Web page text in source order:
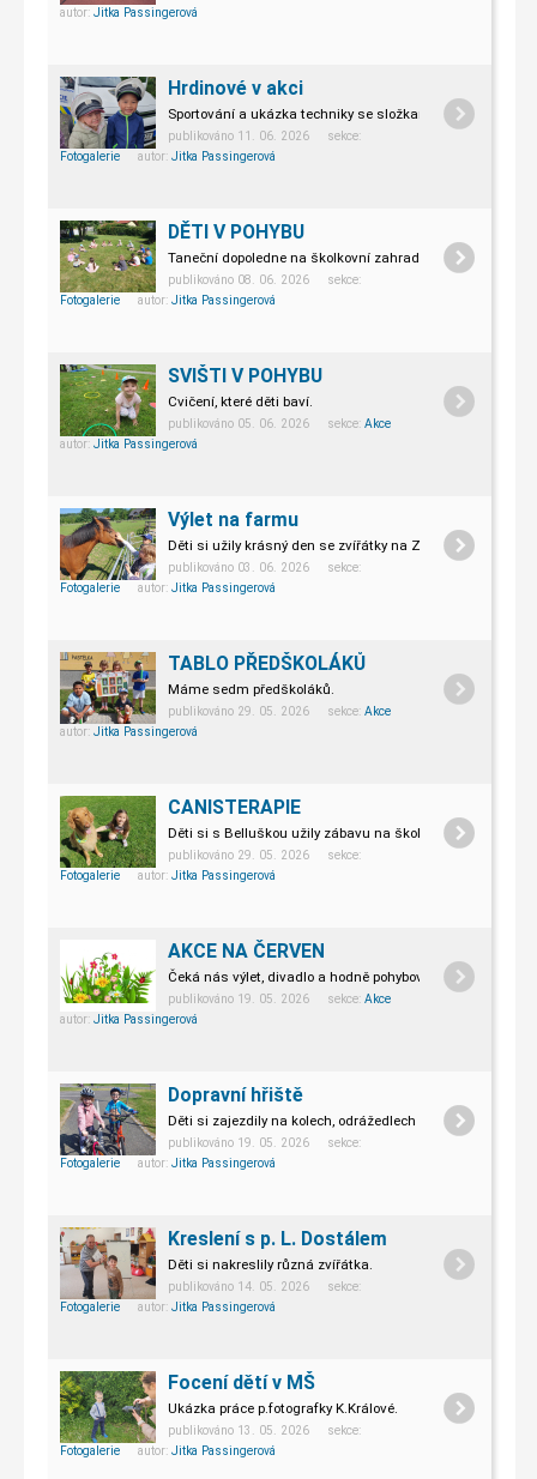
autor: Jitka Passingerová
Hrdinové v akci
Sportování a ukázka techniky se složkami IZS.
publikováno 11. 06. 2026 sekce:
Fotogalerie autor: Jitka Passingerová
DĚTI V POHYBU
Taneční dopoledne na školkovní zahradě.
publikováno 08. 06. 2026 sekce:
Fotogalerie autor: Jitka Passingerová
SVIŠTI V POHYBU
Cvičení, které děti baví.
publikováno 05. 06. 2026 sekce: Akce
autor: Jitka Passingerová
Výlet na farmu
Děti si užily krásný den se zvířátky na Zbrašově.
publikováno 03. 06. 2026 sekce:
Fotogalerie autor: Jitka Passingerová
TABLO PŘEDŠKOLÁKŮ
Máme sedm předškoláků.
publikováno 29. 05. 2026 sekce: Akce
autor: Jitka Passingerová
CANISTERAPIE
Děti si s Belluškou užily zábavu na školním dvorku.
publikováno 29. 05. 2026 sekce:
Fotogalerie autor: Jitka Passingerová
AKCE NA ČERVEN
Čeká nás výlet, divadlo a hodně pohybových aktivit.
publikováno 19. 05. 2026 sekce: Akce
autor: Jitka Passingerová
Dopravní hřiště
Děti si zajezdily na kolech, odrážedlech i motokárách.
publikováno 19. 05. 2026 sekce:
Fotogalerie autor: Jitka Passingerová
Kreslení s p. L. Dostálem
Děti si nakreslily různá zvířátka.
publikováno 14. 05. 2026 sekce:
Fotogalerie autor: Jitka Passingerová
Focení dětí v MŠ
Ukázka práce p.fotografky K.Králové.
publikováno 13. 05. 2026 sekce:
Fotogalerie autor: Jitka Passingerová